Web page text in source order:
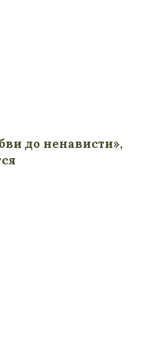
до ненависти»,